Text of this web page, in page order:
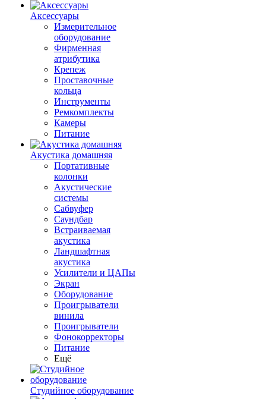
Аксессуары
Измерительное
оборудование
Фирменная
атрибутика
Крепеж
Проставочные
кольца
Инструменты
Ремкомплекты
Камеры
Питание
Акустика домашняя
Портативные
колонки
Акустические
системы
Сабвуфер
Саундбар
Встраиваемая
акустика
Ландшафтная
акустика
Усилители и ЦАПы
Экран
Оборудование
Проигрыватели
винила
Проигрыватели
Фонокорректоры
Питание
Ещё
Студийное оборудование